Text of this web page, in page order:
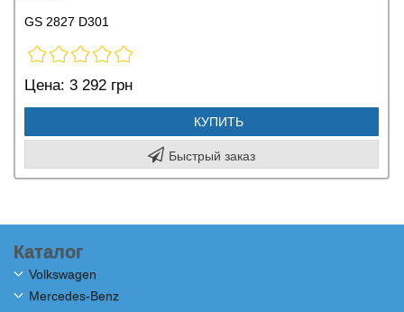
GS 2827 D301
Цена: 3 292 грн
КУПИТЬ
Быстрый заказ
Каталог
Volkswagen
Mercedes-Benz